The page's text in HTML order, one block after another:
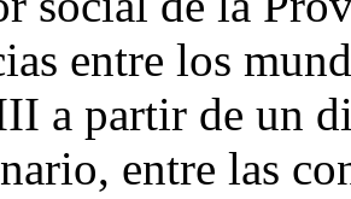
entre los
a partir de un
entre las